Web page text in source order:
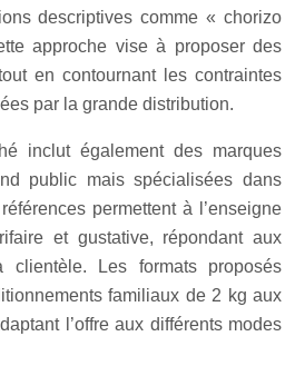
descriptives comme « chorizo
approche vise à proposer des
en contournant les contraintes
par la grande distribution.
inclut également des marques
public mais spécialisées dans
permettent à l’enseigne
et gustative, répondant aux
clientèle. Les formats proposés
familiaux de 2 kg aux
l’offre aux différents modes